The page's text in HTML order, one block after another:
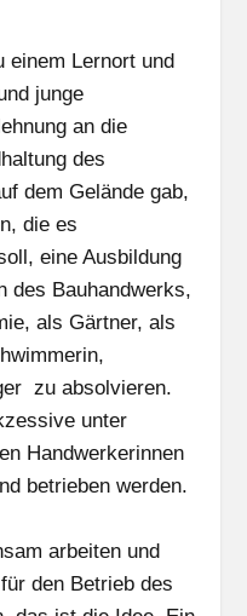
einem Lernort und
junge
an die
des
dem Gelände gab,
die es
eine Ausbildung
des Bauhandwerks,
als Gärtner, als
zu absolvieren.
unter
Handwerkerinnen
betrieben werden.
arbeiten und
den Betrieb des